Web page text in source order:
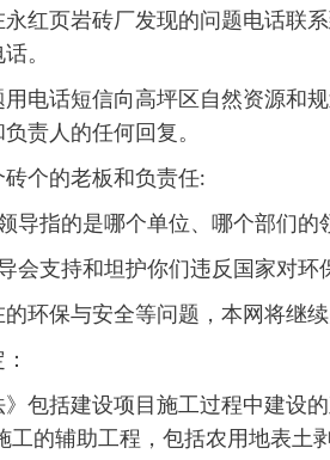
红页岩砖厂发现的问题电话联
。
电话短信向高坪区自然资源和
责人的任何回复。
个的老板和负责任:
导指的是哪个单位、哪个部们的
会支持和坦护你们违反国家对
环保与安全等问题，本网将继续
包括建设项目施工过程中建设
工的辅助工程，包括农用地表